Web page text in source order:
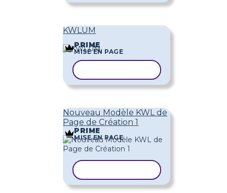
KWLUM
PRIME
MISE EN PAGE
Nouveau Modèle KWL de
Page de Création 1
PRIME
MISE EN PAGE